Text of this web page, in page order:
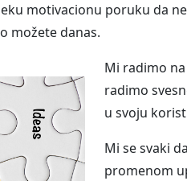
motivacionu poruku da
možete danas.
Mi radimo
radimo
u svoju
Mi se svaki
promenom